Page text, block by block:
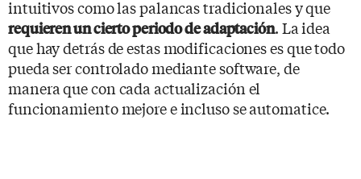
intuitivos como las palancas tradicionales y que
requieren un cierto periodo de adaptación. La idea
que hay detrás de estas modificaciones es que todo
pueda ser controlado mediante software, de
manera que con cada actualización el
funcionamiento mejore e incluso se automatice.